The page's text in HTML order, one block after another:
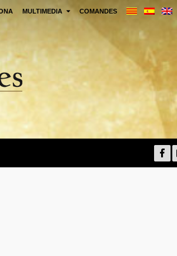
MULTIMEDIA COMANDES